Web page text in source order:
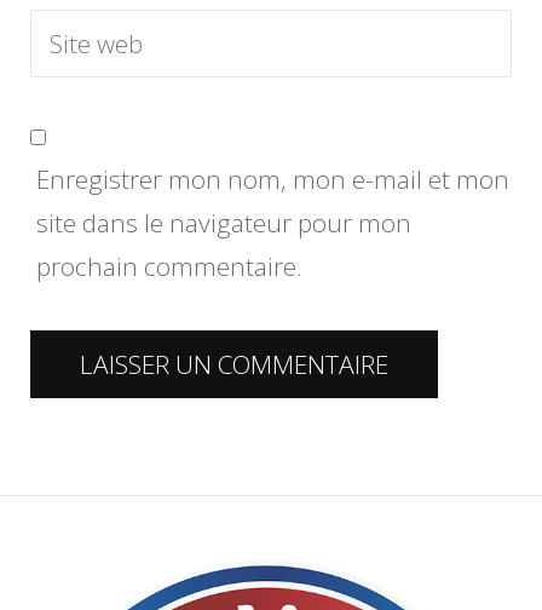
Enregistrer mon nom, mon e-mail et mon
site dans le navigateur pour mon
prochain commentaire.